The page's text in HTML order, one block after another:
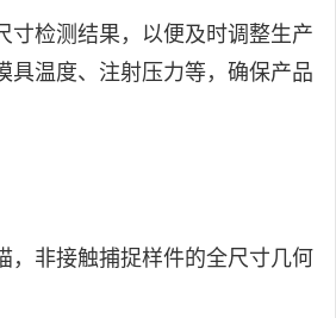
检测结果，以便及时调整生产
具温度、注射压力等，确保产品
非接触捕捉样件的全尺寸几何